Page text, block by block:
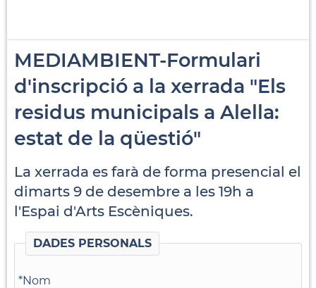
MEDIAMBIENT-Formulari
d'inscripció a la xerrada "Els
residus municipals a Alella:
estat de la qüestió"
La xerrada es farà de forma presencial el
dimarts 9 de desembre a les 19h a
l'Espai d'Arts Escèniques.
DADES PERSONALS
*Nom